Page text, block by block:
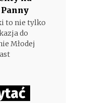
to nie tylko
do
Młodej